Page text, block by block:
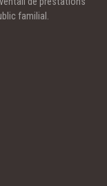
familial.